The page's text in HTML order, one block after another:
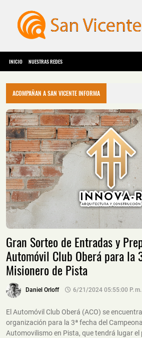
INICIO NUESTRAS REDES
ACOMPAÑAN A SAN VICENTE INFORMA
Gran Sorteo de Entradas y
Automóvil Club Oberá para la
Misionero de Pista
Daniel Orloff 6/21/2024 05:55:00 P. M.
El Automóvil Club Oberá (ACO) se
organización para la 3ª fecha del
Automovilismo en Pista, que tendrá lugar